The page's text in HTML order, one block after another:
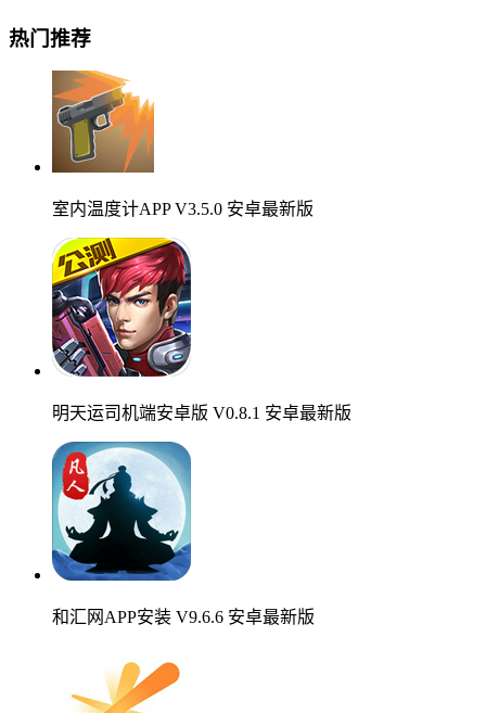
热门推荐
室内温度计APP V3.5.0 安卓最新版
明天运司机端安卓版 V0.8.1 安卓最新版
和汇网APP安装 V9.6.6 安卓最新版